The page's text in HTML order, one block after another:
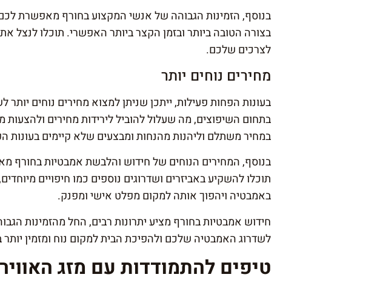
בנוסף, הזמינות הגבוהה של אנשי המקצוע בחורף מאפשרת
בצורה הטובה ביותר ובזמן הקצר ביותר האפשרי. תוכלו לנצל
לצרכים שלכם.
מחירים נוחים יותר
בעונות הפחות פעילות, ייתכן שניתן למצוא מחירים נוחים
בתחום השיפוצים, מה שעלול להוביל לירידות מחירים
במחיר משתלם וליהנות מהנחות ומבצעים שלא קיימים בעונות
בנוסף, המחירים הנוחים של חידוש והלבשת אמבטיות בחורף
תוכלו להשקיע באביזרים ושדרוגים נוספים כמו חיפויים
באמבטיה ויהפוך אותה למקום מפלט אישי ומפנק.
חידוש אמבטיות בחורף מציע יתרונות רבים, החל מהזמינות
לשדרוג האמבטיה שלכם ולהפיכת הבית למקום נוח ומזמין
טיפים להתמודדות עם מזג